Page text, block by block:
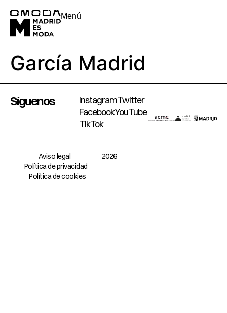
Menú
García Madrid
Síguenos InstagramTwitter
FacebookYouTube
TikTok
Aviso legal
Política de privacidad
Política de cookies
2026